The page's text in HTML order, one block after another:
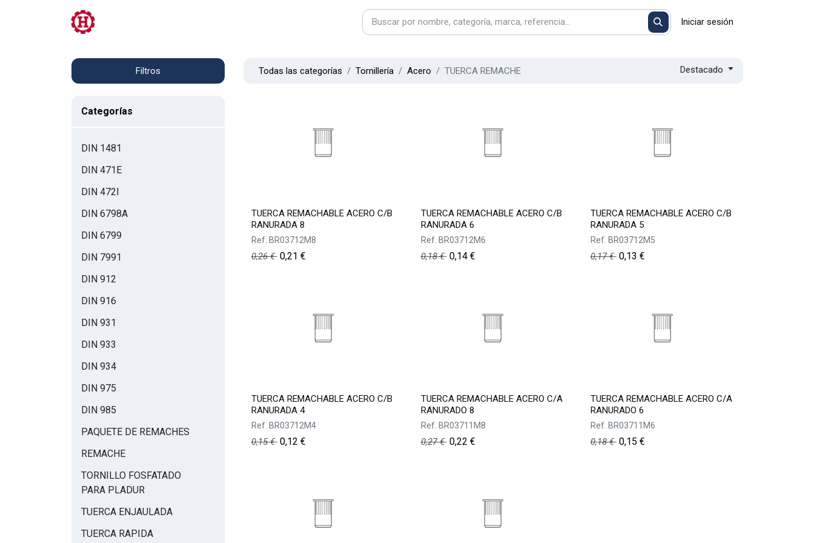
Iniciar sesión
Filtros
Categorías
DIN 1481
DIN 471E
DIN 472I
DIN 6798A
DIN 6799
DIN 7991
DIN 912
DIN 916
DIN 931
DIN 933
DIN 934
DIN 975
DIN 985
PAQUETE DE REMACHES
REMACHE
TORNILLO FOSFATADO
PARA PLADUR
TUERCA ENJAULADA
TUERCA RAPIDA
Todas las categorías Tornillería Acero TUERCA REMACHE Destacado
TUERCA REMACHABLE ACERO C/B
RANURADA 8
Ref. BR03712M8
0,26€ 0,21 €
TUERCA REMACHABLE ACERO C/B
RANURADA 6
Ref. BR03712M6
0,18€ 0,14€
TUERCA REMACHABLE ACERO C/B
RANURADA 5
Ref. BR03712M5
0,17€ 0,13 €
TUERCA REMACHABLE ACERO C/B
RANURADA 4
Ref. BR03712M4
0,15€ 0,12 €
TUERCA REMACHABLE ACERO C/A
RANURADO 8
Ref. BR03711M8
0,27€ 0,22 €
TUERCA REMACHABLE ACERO C/A
RANURADO 6
Ref. BR03711M6
0,18€ 0,15 €